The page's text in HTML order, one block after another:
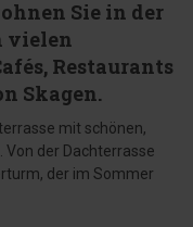
Sie in der
vielen
Restaurants
Skagen.
mit schönen,
Von der Dachterrasse
der im Sommer